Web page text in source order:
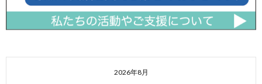
2026年8月